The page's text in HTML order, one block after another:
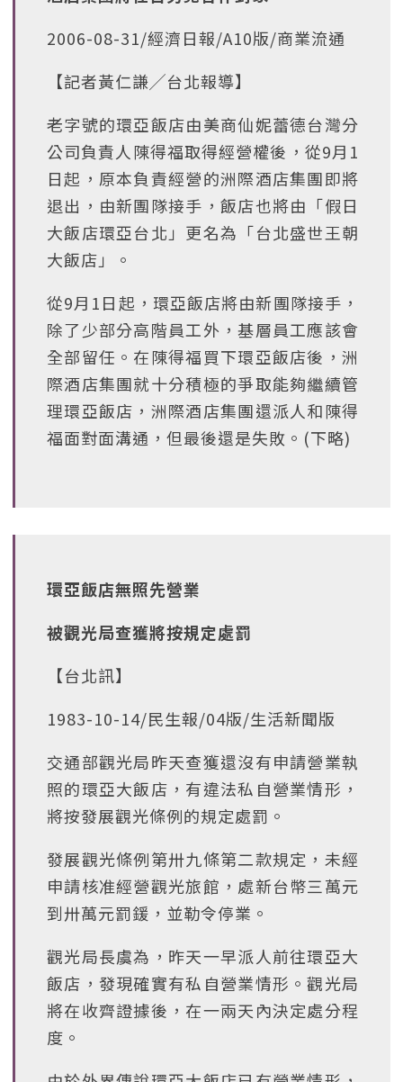
2006-08-31/經濟日報/A10版/商業流通
【記者黃仁謙╱台北報導】
老字號的環亞飯店由美商仙妮蕾德台灣分
公司負責人陳得福取得經營權後，從9月1
日起，原本負責經營的洲際酒店集團即將
退出，由新團隊接手，飯店也將由「假日
大飯店環亞台北」更名為「台北盛世王朝
大飯店」。
從9月1日起，環亞飯店將由新團隊接手，
除了少部分高階員工外，基層員工應該會
全部留任。在陳得福買下環亞飯店後，洲
際酒店集團就十分積極的爭取能夠繼續管
理環亞飯店，洲際酒店集團還派人和陳得
福面對面溝通，但最後還是失敗。(下略)
環亞飯店無照先營業
被觀光局查獲將按規定處罰
【台北訊】
1983-10-14/民生報/04版/生活新聞版
交通部觀光局昨天查獲還沒有申請營業執
照的環亞大飯店，有違法私自營業情形，
將按發展觀光條例的規定處罰。
發展觀光條例第卅九條第二款規定，未經
申請核准經營觀光旅館，處新台幣三萬元
到卅萬元罰鍰，並勒令停業。
觀光局長虞為，昨天一早派人前往環亞大
飯店，發現確實有私自營業情形。觀光局
將在收齊證據後，在一兩天內決定處分程
度。